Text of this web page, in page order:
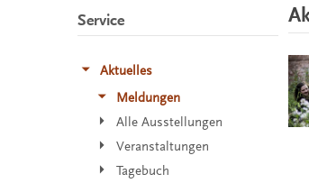
Service
Aktuelles
Meldungen
Alle Ausstellungen
Veranstaltungen
Tagebuch